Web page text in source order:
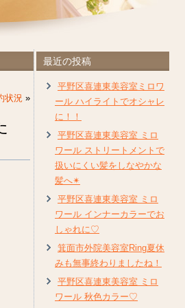
状況 »
最近の投稿
平野区喜連東美容室ミロワ
ール ハイライトでオシャレ
に！！
平野区喜連東美容室 ミロ
ワール ストリートメントで
扱いにくい髪をしなやかな
髪へ✴︎
平野区喜連東美容室 ミロ
ワール インナーカラーでお
しゃれに♡
箕面市外院美容室Ring夏休
みも無事終わりましたね！
平野区喜連東美容室 ミロ
ワール 秋色カラー♡